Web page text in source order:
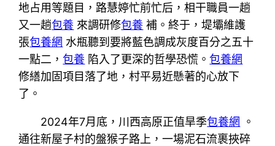
地占用等題目，路慧婷忙前忙后，相干職員一趟
又一趟包養 來調研修包養 補。終于，堤壩維護
張包養網 水瓶聽到要將藍色調成灰度百分之五十
一點二，包養 陷入了更深的哲學恐慌。包養網
修繕加固項目落了地，村平易近懸著的心放下
了。
2024年7月底，川西高原正值旱季包養網
。
通往新屋子村的盤猴子路上，一場泥石流裹挾碎